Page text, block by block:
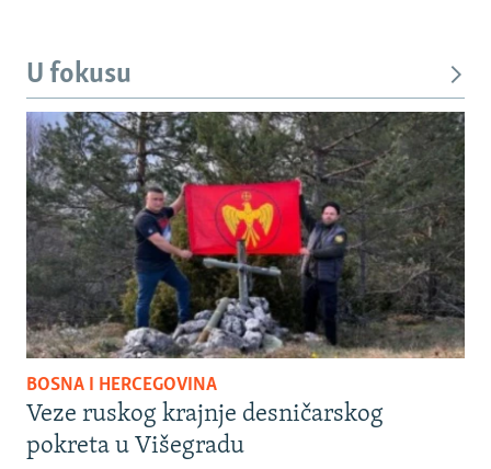
U fokusu
BOSNA I HERCEGOVINA
Veze ruskog krajnje desničarskog
pokreta u Višegradu